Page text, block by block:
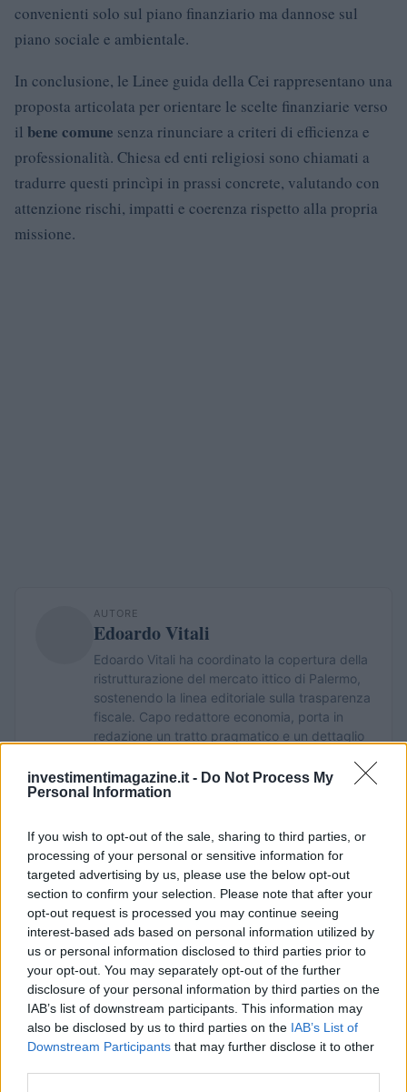
investimentimagazine.it - Do Not Process My
Personal Information
If you wish to opt-out of the sale, sharing to third parties, or
processing of your personal or sensitive information for
targeted advertising by us, please use the below opt-out
section to confirm your selection. Please note that after your
opt-out request is processed you may continue seeing
interest-based ads based on personal information utilized by
us or personal information disclosed to third parties prior to
your opt-out. You may separately opt-out of the further
disclosure of your personal information by third parties on the
IAB’s list of downstream participants. This information may
also be disclosed by us to third parties on the IAB’s List of
Downstream Participants that may further disclose it to other
convenienti solo sul piano finanziario ma dannose sul
piano sociale e ambientale.
In conclusione, le Linee guida della Cei rappresentano una
proposta articolata per orientare le scelte finanziarie verso
il bene comune senza rinunciare a criteri di efficienza e
professionalità. Chiesa ed enti religiosi sono chiamati a
tradurre questi princìpi in prassi concrete, valutando con
attenzione rischi, impatti e coerenza rispetto alla propria
missione.
AUTORE
Edoardo Vitali
Edoardo Vitali ha coordinato la copertura della
ristrutturazione del mercato ittico di Palermo,
sostenendo la linea editoriale sulla trasparenza
fiscale. Capo redattore economia, porta in
redazione un tratto pragmatico e un dettaglio
incontri in Sala delle Lapidi.